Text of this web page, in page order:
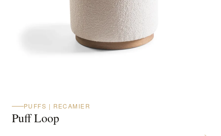
PUFFS | RECAMIER
Puff Loop